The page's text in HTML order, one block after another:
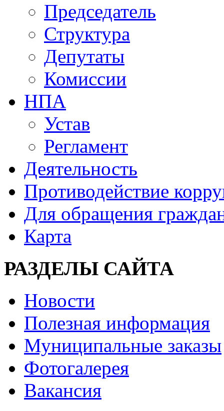
Председатель
Структура
Депутаты
Комиссии
НПА
Устав
Регламент
Деятельность
Противодействие
Для обращения
Карта
РАЗДЕЛЫ САЙТА
Новости
Полезная информация
Муниципальные заказы
Фотогалерея
Вакансия